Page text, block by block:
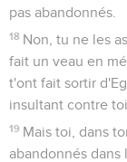
pas abandonnés.
18 Non, tu ne les
fait un veau en
t'ont fait sortir
insultant contre toi.
19 Mais toi, dans
abandonnés dans